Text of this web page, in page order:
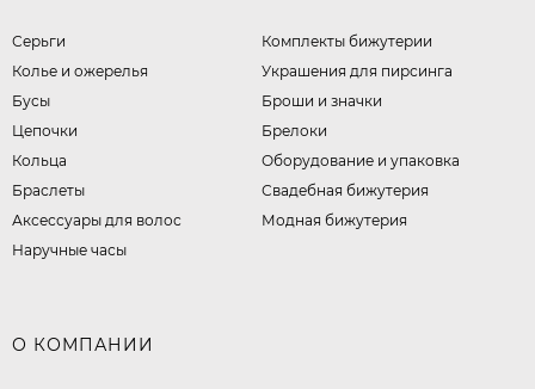
Серьги
Колье и ожерелья
Бусы
Цепочки
Кольца
Браслеты
Аксессуары для волос
Наручные часы
Комплекты бижутерии
Украшения для пирсинга
Броши и значки
Брелоки
Оборудование и упаковка
Свадебная бижутерия
Модная бижутерия
О КОМПАНИИ